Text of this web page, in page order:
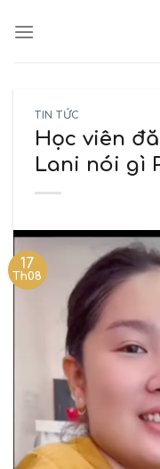
TIN TỨC
Học viên
Lani nói gì
17
Th08